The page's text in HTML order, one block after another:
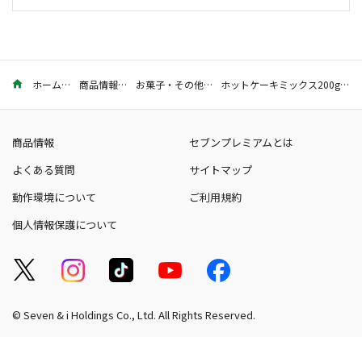
ホーム 商品情報 お菓子・その他 ホットケーキミックス200g×3
商品情報
セブンプレミアムとは
よくある質問
サイトマップ
動作環境について
ご利用規約
個人情報保護について
© Seven & i Holdings Co., Ltd. All Rights Reserved.